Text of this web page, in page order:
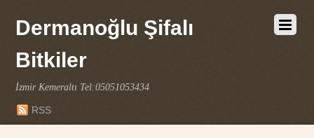
Dermanoğlu Şifalı
Bitkiler
İzmir Kemeraltı Tel:05051053434
RSS